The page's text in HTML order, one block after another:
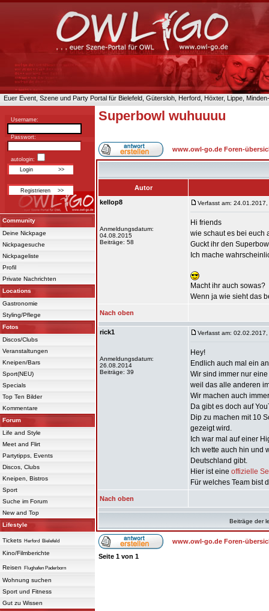
Euer Event, Szene und Party Portal für Bielefeld, Gütersloh, Herford, Höxter, Lippe,
Username:
Passwort:
autologin:
Community
Deine Nickpage
Nickpagesuche
Nickpageliste
Profil
Private Nachrichten
Locations
Gastronomie
Styling/Pflege
Fotos
Discos/Clubs
Veranstaltungen
Kneipen/Bars
Sport(NEU)
Specials
Top Ten Bilder
Kommentare
Forum
Life and Style
Meet and Flirt
Partytipps, Events
Discos, Clubs
Kneipen, Bistros
Sport
Suche im Forum
New and Top
Lifestyle
Tickets Herford Bielefeld
Kino/Filmberichte
Reisen Flughafen Paderborn
Wohnung suchen
Sport und Fitness
Gut zu Wissen
Superbowl wuhuuuu
www.owl-go.de Foren-
Autor
kellop8
Anmeldungsdatum:
04.08.2015
Beiträge: 58
Verfasst am:
Hi friends
wie schaut es bei euch
Guckt ihr den
Ich mache
Macht ihr auch sowas?
Wenn ja wie sieht das
Nach oben
rick1
Anmeldungsdatum:
26.08.2014
Beiträge: 39
Verfasst am:
Hey!
Endlich auch mal ein
Wir sind immer nur
weil das alle anderen
Wir machen auch
Da gibt es doch auf
Dip zu machen mit 10
gezeigt wird.
Ich war mal auf einer
Ich wette auch hin und
Deutschland gibt.
Hier ist eine offizielle
Für welches Team bist
Nach oben
Beiträge der
www.owl-go.de Foren-
Seite 1 von 1